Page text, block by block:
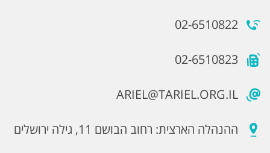
02-6510822
02-6510823
ARIEL@TARIEL.ORG.IL
ההנהלה הארצית: רחוב הבושם 11, גילה ירושלים